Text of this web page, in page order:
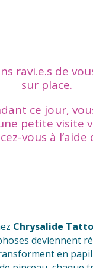
ravi.e.s de
sur place.
ce jour,
petite visite
vous à l’aide
Chrysalide
deviennent
en